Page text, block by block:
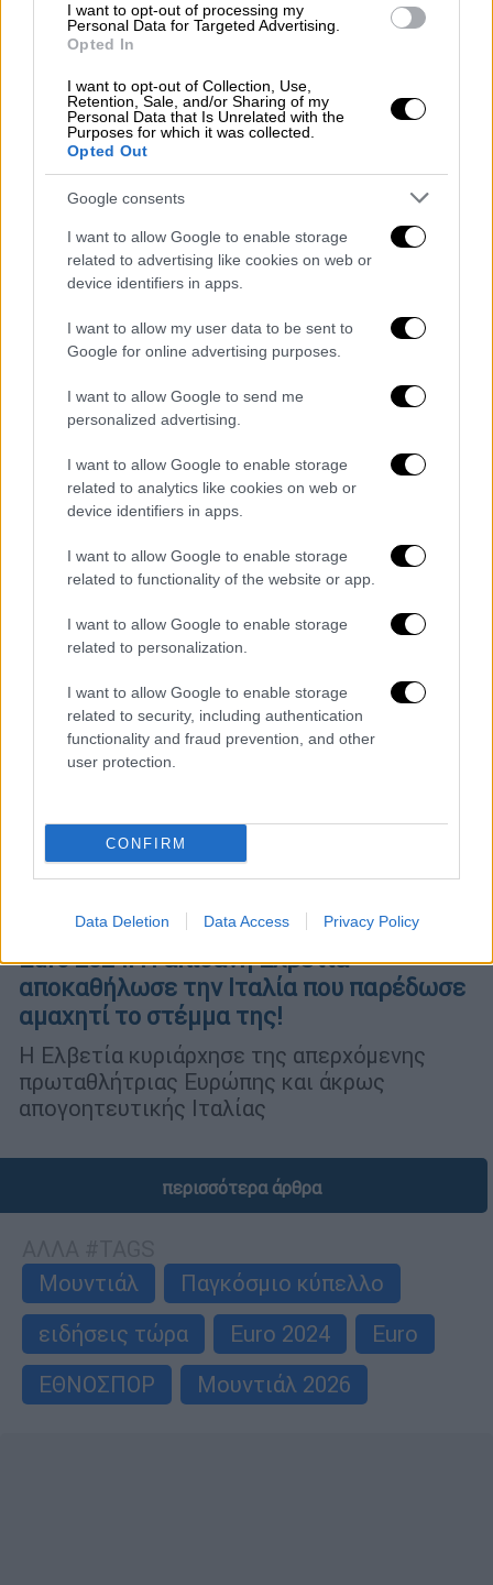
I want to opt-out of processing my
Personal Data for Targeted Advertising.
Opted In
I want to opt-out of Collection, Use,
Retention, Sale, and/or Sharing of my
Personal Data that Is Unrelated with the
Purposes for which it was collected.
Opted Out
Google consents
I want to allow Google to enable storage
related to advertising like cookies on web or
device identifiers in apps.
I want to allow my user data to be sent to
Google for online advertising purposes.
I want to allow Google to send me
personalized advertising.
I want to allow Google to enable storage
related to analytics like cookies on web or
device identifiers in apps.
I want to allow Google to enable storage
related to functionality of the website or app.
I want to allow Google to enable storage
related to personalization.
I want to allow Google to enable storage
related to security, including authentication
functionality and fraud prevention, and other
user protection.
CONFIRM
Data Deletion Data Access Privacy Policy
Live Αγγλία - Ελβετία: Μονομαχία στο
Ντίσελντορφ για μια θέση στον
ημιτελικό του Euro 2024
Μονομαχία για μια θέση στα ημιτελικά του
Euro 2024
Αθλητισμός|29.06.2024 20:56
Euro 2024: Η απίθανη Ελβετία
αποκαθήλωσε την Ιταλία που παρέδωσε
αμαχητί το στέμμα της!
Η Ελβετία κυριάρχησε της απερχόμενης
πρωταθλήτριας Ευρώπης και άκρως
απογοητευτικής Ιταλίας
περισσότερα άρθρα
Μουντιάλ
Παγκόσμιο κύπελλο
ειδήσεις τώρα
Euro 2024
Euro
ΕΘΝΟΣΠΟΡ
Μουντιάλ 2026